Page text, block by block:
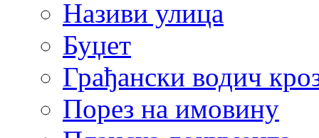
Називи улица
Буџет
Грађански водич
Порез на имовину